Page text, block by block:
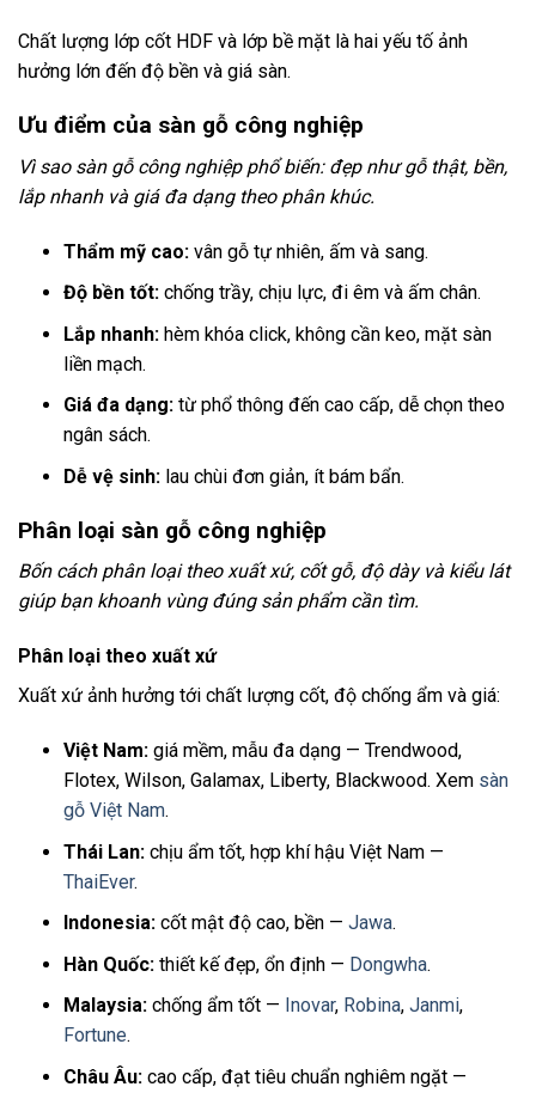
Chất lượng lớp cốt HDF và lớp bề mặt là hai yếu tố ảnh
hưởng lớn đến độ bền và giá sàn.
Ưu điểm của sàn gỗ công nghiệp
Vì sao sàn gỗ công nghiệp phổ biến: đẹp như gỗ thật, bền,
lắp nhanh và giá đa dạng theo phân khúc.
Thẩm mỹ cao: vân gỗ tự nhiên, ấm và sang.
Độ bền tốt: chống trầy, chịu lực, đi êm và ấm chân.
Lắp nhanh: hèm khóa click, không cần keo, mặt sàn
liền mạch.
Giá đa dạng: từ phổ thông đến cao cấp, dễ chọn theo
ngân sách.
Dễ vệ sinh: lau chùi đơn giản, ít bám bẩn.
Phân loại sàn gỗ công nghiệp
Bốn cách phân loại theo xuất xứ, cốt gỗ, độ dày và kiểu lát
giúp bạn khoanh vùng đúng sản phẩm cần tìm.
Phân loại theo xuất xứ
Xuất xứ ảnh hưởng tới chất lượng cốt, độ chống ẩm và giá:
Việt Nam: giá mềm, mẫu đa dạng — Trendwood,
Flotex, Wilson, Galamax, Liberty, Blackwood. Xem sàn
gỗ Việt Nam.
Thái Lan: chịu ẩm tốt, hợp khí hậu Việt Nam —
ThaiEver.
Indonesia: cốt mật độ cao, bền — Jawa.
Hàn Quốc: thiết kế đẹp, ổn định — Dongwha.
Malaysia: chống ẩm tốt — Inovar, Robina, Janmi,
Fortune.
Châu Âu: cao cấp, đạt tiêu chuẩn nghiêm ngặt —